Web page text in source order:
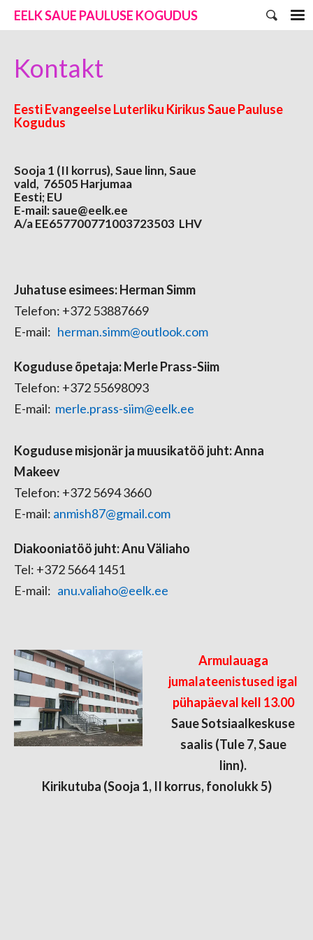
EELK SAUE PAULUSE KOGUDUS
Kontakt
Eesti Evangeelse Luterliku Kirikus Saue Pauluse
Kogudus
Sooja 1 (II korrus), Saue linn, Saue
vald, 76505Harjumaa
Eesti; EU
E-mail: saue@eelk.ee
A/a EE657700771003723503 LHV
Juhatuse esimees: Herman Simm
Telefon: +372 53887669
E-mail: herman.simm@outlook.com
Koguduse õpetaja: Merle Prass-Siim
Telefon: +372 55698093
E-mail: merle.prass-siim@eelk.ee
Koguduse misjonär ja muusikatöö juht: Anna
Makeev
Telefon: +372 5694 3660
E-mail: anmish87@gmail.com
Diakooniatöö juht: Anu Väliaho
Tel: +372 5664 1451
E-mail: anu.valiaho@eelk.ee
Armulauaga
jumalateenistused igal
pühapäeval kell 13.00
Saue Sotsiaalkeskuse
saalis (Tule 7, Saue
linn).
Kirikutuba (Sooja 1, II korrus, fonolukk 5)